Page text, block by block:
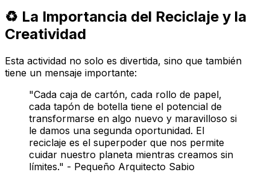
♻️ La Importancia del Reciclaje y la
Creatividad
Esta actividad no solo es divertida, sino que también
tiene un mensaje importante:
"Cada caja de cartón, cada rollo de papel,
cada tapón de botella tiene el potencial de
transformarse en algo nuevo y maravilloso si
le damos una segunda oportunidad. El
reciclaje es el superpoder que nos permite
cuidar nuestro planeta mientras creamos sin
límites." - Pequeño Arquitecto Sabio